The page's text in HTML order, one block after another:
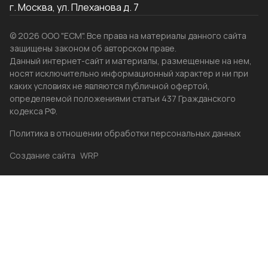
г. Москва, ул. Плеханова д. 7
© 2026 ООО "ЕСМ". Все права на материалы данного сайта
защищены законом об авторском праве.
Данный интернет-сайт и материалы, размещенные на нем,
носят исключительно информационный характер и ни при
каких условиях не являются публичной офертой,
определяемой положениями статьи 437 Гражданского
кодекса РФ.
Политика в отношении обработки персональных данных
Создание сайта WRP